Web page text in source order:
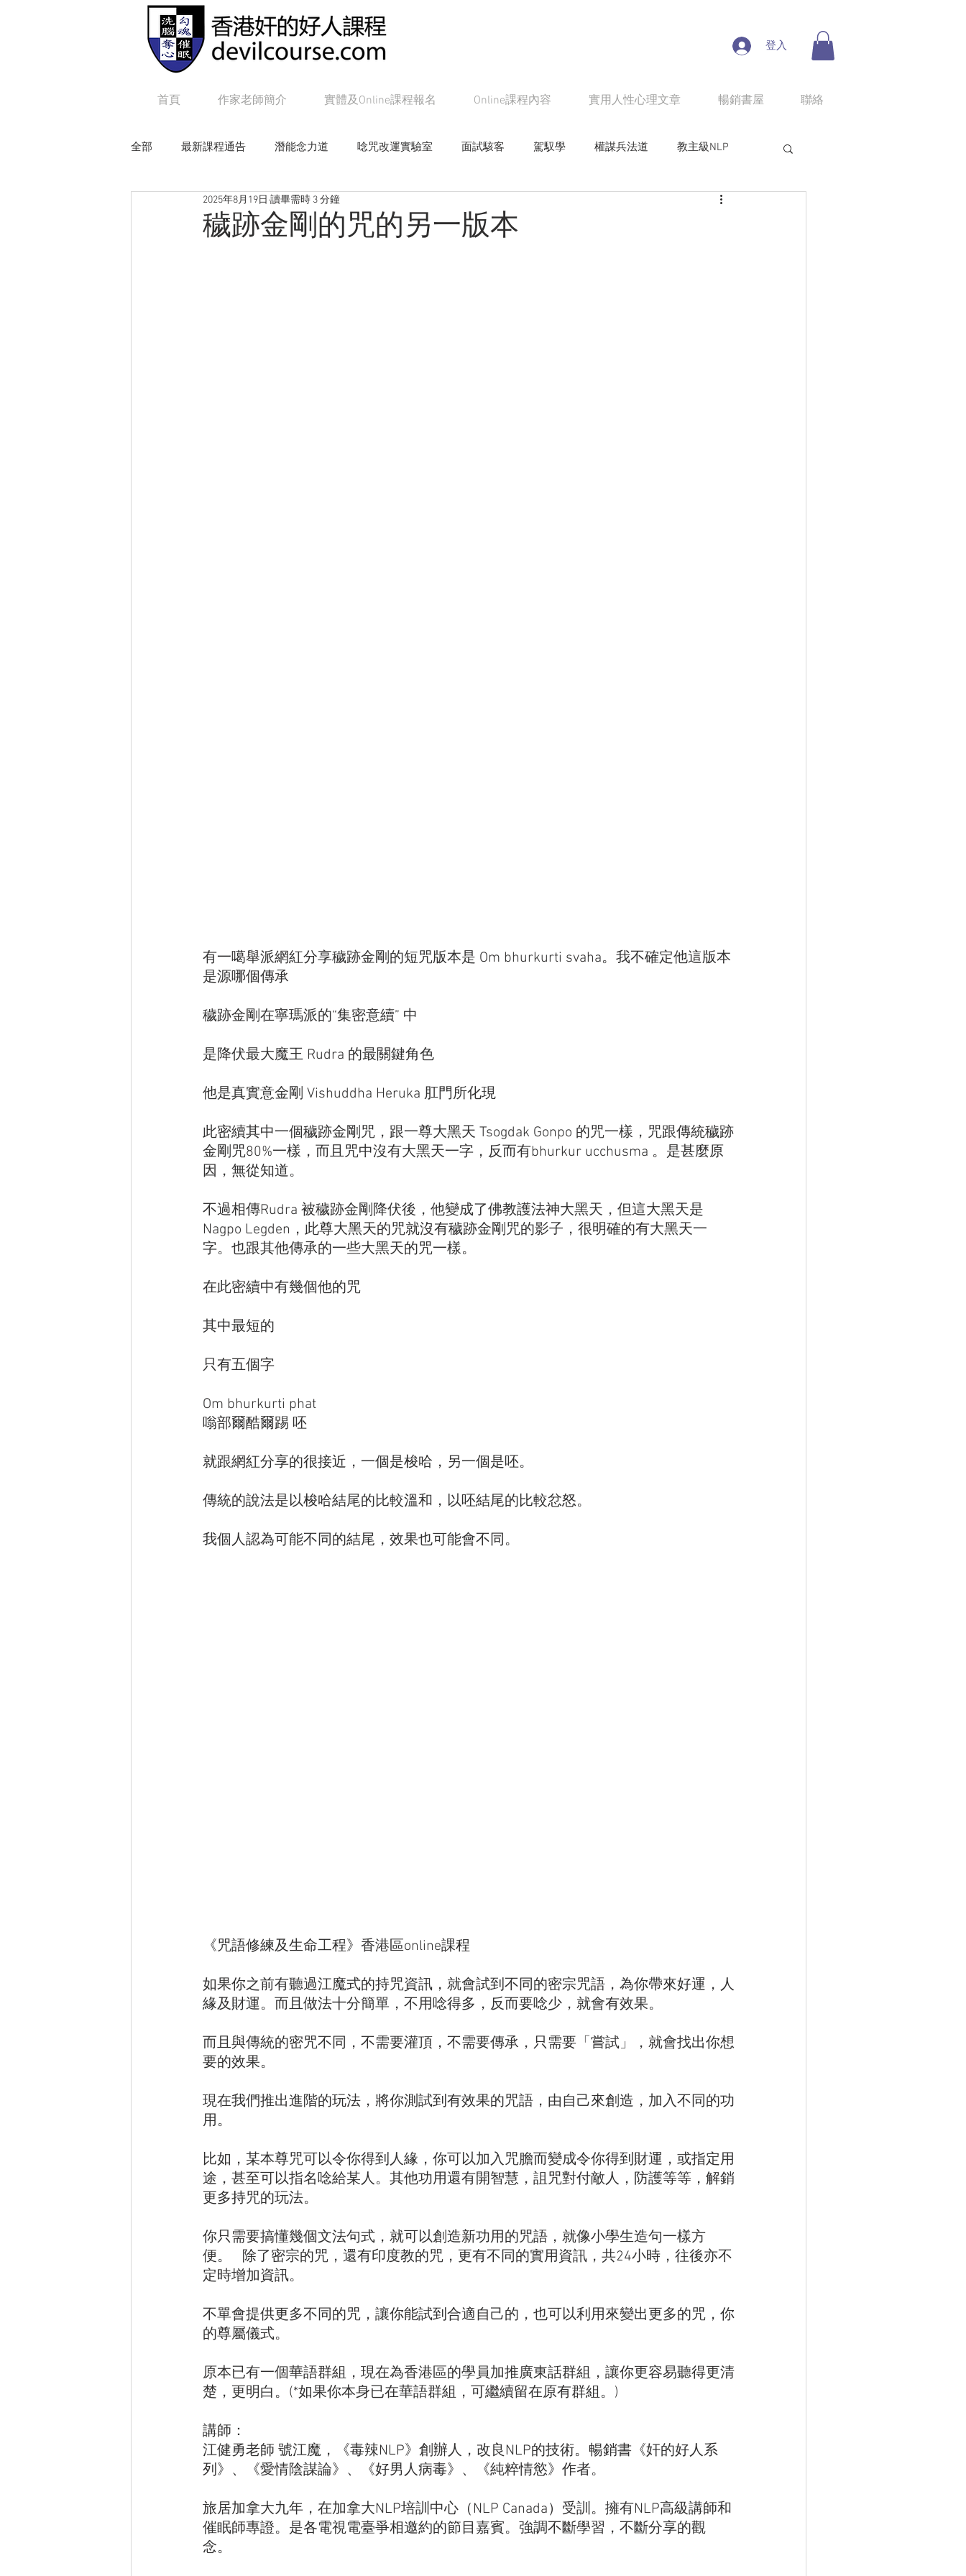
登入
首頁 作家老師簡介 實體及Online課程報名 Online課程內容 實用人性心理文章 暢銷書屋 聯絡
全部 最新課程通告 潛能念力道 唸咒改運實驗室 面試駭客 駕馭學 權謀兵法道 教主級NLP
毒辣NLP 追女帝皇學
穢跡金剛的咒的另一版本
2025年8月19日 讀畢需時 3 分鐘
有一噶舉派網紅分享穢跡金剛的短咒版本是 Om bhurkurti svaha。我不確定他這版本
是源哪個傳承
穢跡金剛在寧瑪派的“集密意續” 中
是降伏最大魔王 Rudra 的最關鍵角色
他是真實意金剛 Vishuddha Heruka 肛門所化現
此密續其中一個穢跡金剛咒，跟一尊大黑天 Tsogdak Gonpo 的咒一樣，咒跟傳統穢跡
金剛咒80%一樣，而且咒中沒有大黑天一字，反而有bhurkur ucchusma 。是甚麼原
因，無從知道。
不過相傳Rudra 被穢跡金剛降伏後，他變成了佛教護法神大黑天，但這大黑天是
Nagpo Legden，此尊大黑天的咒就沒有穢跡金剛咒的影子，很明確的有大黑天一
字。也跟其他傳承的一些大黑天的咒一樣。
在此密續中有幾個他的咒
其中最短的
只有五個字
Om bhurkurti phat
嗡部爾酷爾踢 呸
就跟網紅分享的很接近，一個是梭哈，另一個是呸。
傳統的說法是以梭哈結尾的比較溫和，以呸結尾的比較忿怒。
我個人認為可能不同的結尾，效果也可能會不同。
《咒語修練及生命工程》香港區online課程
如果你之前有聽過江魔式的持咒資訊，就會試到不同的密宗咒語，為你帶來好運，人
緣及財運。而且做法十分簡單，不用唸得多，反而要唸少，就會有效果。
而且與傳統的密咒不同，不需要灌頂，不需要傳承，只需要「嘗試」，就會找出你想
要的效果。
現在我們推出進階的玩法，將你測試到有效果的咒語，由自己來創造，加入不同的功
用。
比如，某本尊咒可以令你得到人緣，你可以加入咒膽而變成令你得到財運，或指定用
途，甚至可以指名唸給某人。其他功用還有開智慧，詛咒對付敵人，防護等等，解銷
更多持咒的玩法。
你只需要搞懂幾個文法句式，就可以創造新功用的咒語，就像小學生造句一樣方
便。   除了密宗的咒，還有印度教的咒，更有不同的實用資訊，共24小時，往後亦不
定時增加資訊。
不單會提供更多不同的咒，讓你能試到合適自己的，也可以利用來變出更多的咒，你
的尊屬儀式。
原本已有一個華語群組，現在為香港區的學員加推廣東話群組，讓你更容易聽得更清
楚，更明白。(*如果你本身已在華語群組，可繼續留在原有群組。)
講師：
江健勇老師 號江魔，《毒辣NLP》創辦人，改良NLP的技術。暢銷書《奸的好人系
列》、《愛情陰謀論》、《好男人病毒》、《純粹情慾》作者。
旅居加拿大九年，在加拿大NLP培訓中心（NLP Canada）受訓。擁有NLP高級講師和
催眠師專證。是各電視電臺爭相邀約的節目嘉賓。強調不斷學習，不斷分享的觀
念。